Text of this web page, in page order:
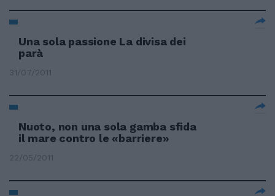
Una sola passione La divisa dei
parà
31/07/2011
Nuoto, non una sola gamba sfida
il mare contro le «barriere»
22/05/2011